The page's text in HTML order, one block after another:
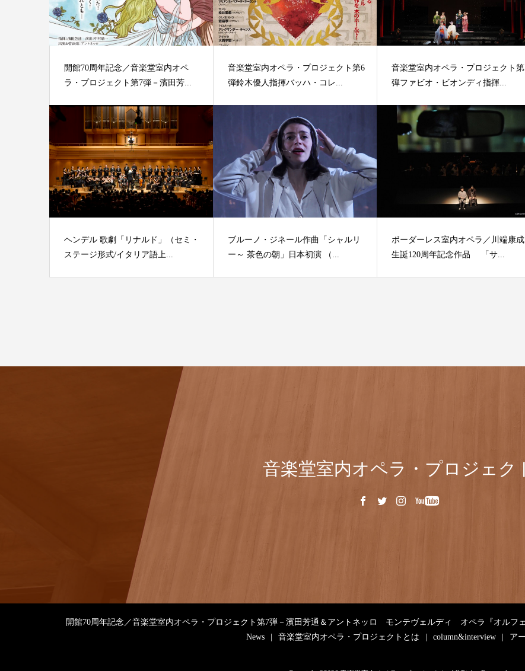
開館70周年記念／音楽堂室内オペ
ラ・プロジェクト第7弾－濱田芳...
音楽堂室内オペラ・プロジェクト第6
弾鈴木優人指揮バッハ・コレ...
音楽堂室内オペラ・プロジェクト
弾ファビオ・ビオンディ指揮...
ヘンデル 歌劇「リナルド」（セミ・
ステージ形式/イタリア語上...
ブルーノ・ジネール作曲「シャルリ
ー～ 茶色の朝」日本初演 （...
ボーダーレス室内オペラ／川端康成
生誕120周年記念作品 「サ...
音楽堂室内オペラ・プロジェク
開館70周年記念／音楽堂室内オペラ・プロジェクト第7弾－濱田芳通＆アントネッロ モンテヴェルディ オペラ『オル
News
音楽堂室内オペラ・プロジェクトとは column&interview ア